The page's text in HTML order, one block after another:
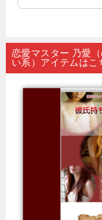
恋愛マスター 乃愛
い系）アイテムはこ